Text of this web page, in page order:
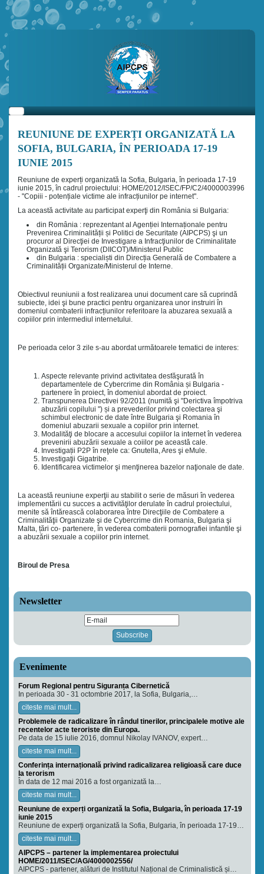
REUNIUNE DE EXPERȚI ORGANIZATĂ LA
SOFIA, BULGARIA, ÎN PERIOADA 17-19
IUNIE 2015
Reuniune de experți organizată la Sofia, Bulgaria, în perioada 17-19
iunie 2015, în cadrul proiectului: HOME/2012/ISEC/FP/C2/4000003996
- "Copiii - potențiale victime ale infracțiunilor pe internet".
La această activitate au participat experţi din România si Bulgaria:
din România : reprezentant al Agenției Internaționale pentru
Prevenirea Criminalității și Politici de Securitate (AIPCPS) şi un
procuror al Direcţiei de Investigare a Infracţiunilor de Criminalitate
Organizată şi Terorism (DIICOT)/Ministerul Public
din Bulgaria : specialiști din Direcția Generală de Combatere a
Criminalității Organizate/Ministerul de Interne.
Obiectivul reuniunii a fost realizarea unui document care să cuprindă
subiecte, idei şi bune practici pentru organizarea unor instruiri în
domeniul combaterii infracțiunilor referitoare la abuzarea sexuală a
copiilor prin intermediul internetului.
Pe perioada celor 3 zile s-au abordat următoarele tematici de interes:
Aspecte relevante privind activitatea desfăşurată în
departamentele de Cybercrime din România și Bulgaria -
partenere în proiect, în domeniul abordat de proiect.
Transpunerea Directivei 92/2011 (numită şi "Derictiva împotriva
abuzării copilului ") și a prevederilor privind colectarea şi
schimbul electronic de date între Bulgaria şi Romania în
domeniul abuzarii sexuale a copiilor prin internet.
Modalităţi de blocare a accesului copiilor la internet în vederea
prevenirii abuzării sexuale a coiilor pe această cale.
Investigații P2P în reţele ca: Gnutella, Ares şi eMule.
Investigaţii Gigatribe.
Identificarea victimelor şi menţinerea bazelor naţionale de date.
La această reuniune experţii au stabilit o serie de măsuri în vederea
implementării cu succes a activităţilor derulate în cadrul proiectului,
menite să întărească colaborarea între Direcţiile de Combatere a
Criminalităţii Organizate şi de Cybercrime din Romania, Bulgaria şi
Malta, țări co- partenere, în vederea combaterii pornografiei infantile şi
a abuzării sexuale a copiilor prin internet.
Biroul de Presa
Newsletter
Evenimente
Forum Regional pentru Siguranța Cibernetică
In perioada 30 - 31 octombrie 2017, la Sofia, Bulgaria,…
citeste mai mult...
Problemele de radicalizare în rândul tinerilor, principalele motive ale
recentelor acte teroriste din Europa.
Pe data de 15 iulie 2016, domnul Nikolay IVANOV, expert…
citeste mai mult...
Conferința internațională privind radicalizarea religioasă care duce
la terorism
În data de 12 mai 2016 a fost organizată la…
citeste mai mult...
Reuniune de experți organizată la Sofia, Bulgaria, în perioada 17-19
iunie 2015
Reuniune de experți organizată la Sofia, Bulgaria, în perioada 17-19…
citeste mai mult...
AIPCPS – partener la implementarea proiectului
HOME/2011/ISEC/AG/4000002556/
AIPCPS - partener, alături de Institutul Național de Criminalistică și…